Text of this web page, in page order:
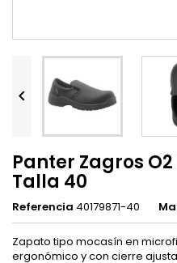

Panter Zagros
Talla 40
Referencia 40179871-40
Zapato tipo mocasín en
ergonómico y con cierre